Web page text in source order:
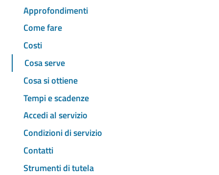
Approfondimenti
Come fare
Costi
Cosa serve
Cosa si ottiene
Tempi e scadenze
Accedi al servizio
Condizioni di servizio
Contatti
Strumenti di tutela